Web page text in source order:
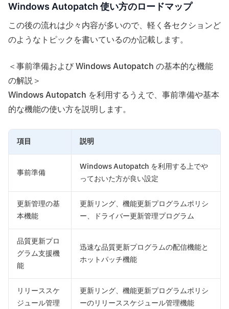
Windows Autopatch 使い方のロードマップ
この後の流れは少々内容が多いので、軽く各セクションど
のようなトピックを書いているのか記載します。
＜事前準備および Windows Autopatch の基本的な機能
の解説＞
Windows Autopatch を利用するうえで、事前準備や基本
的な機能の使い方を説明します。
項目 説明
事前準備
Windows Autopatch を利用する上でや
っておいた方が良い設定
更新管理の基
本機能
更新リング、機能更新プログラムポリシ
ー、ドライバー更新管理プログラム
品質更新プロ
グラム支援機
能
迅速な品質更新プログラムの配信機能と
ホットパッチ機能
リリーススケ
ジュール管理
更新リング、機能更新プログラムポリシ
ーのリリーススケジュール管理機能